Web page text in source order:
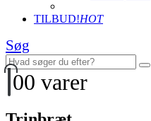
TILBUD!HOT
Søg
00 varer